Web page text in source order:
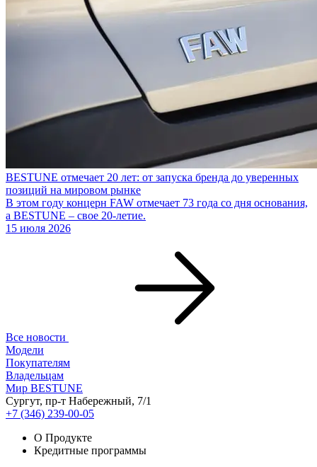
BESTUNE отмечает 20 лет: от запуска бренда до уверенных
позиций на мировом рынке
В этом году концерн FAW отмечает 73 года со дня основания,
а BESTUNE – свое 20-летие.
15 июля 2026
Все новости
Модели
Покупателям
Владельцам
Мир BESTUNE
Сургут, пр-т Набережный, 7/1
+7 (346) 239-00-05
О Продукте
Кредитные программы